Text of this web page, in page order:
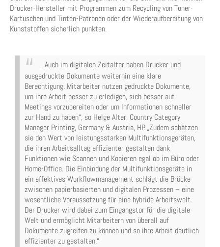
Drucker-Hersteller mit Programmen zum Recycling von Toner-
Kartuschen und Tinten-Patronen oder der Wiederaufbereitung von
Kunststoffen sicherlich punkten.
„Auch im digitalen Zeitalter haben Drucker und
ausgedruckte Dokumente weiterhin eine klare
Berechtigung. Mitarbeiter nutzen gedruckte Dokumente,
um ihre Arbeit besser zu erledigen, sich besser auf
Meetings vorzubereiten oder um Informationen schneller
zur Hand zu haben“, so Helge Alter, Country Category
Manager Printing, Germany & Austria, HP. „Zudem schätzen
sie den Wert von leistungsstarken Multifunktionsgeräten,
die ihren Arbeitsalltag effizienter gestalten dank
Funktionen wie Scannen und Kopieren egal ob im Büro oder
Home-Office. Die Einbindung der Multifunktionsgeräte in
ein effektives Workflowmanagement schlägt die Brücke
zwischen papierbasierten und digitalen Prozessen – eine
wesentliche Voraussetzung für eine hybride Arbeitswelt.
Der Drucker wird dabei zum Eingangstor für die digitale
Welt und ermöglicht Mitarbeitern von überall auf
Dokumente zugreifen zu können und so ihre Arbeit deutlich
effizienter zu gestalten.“